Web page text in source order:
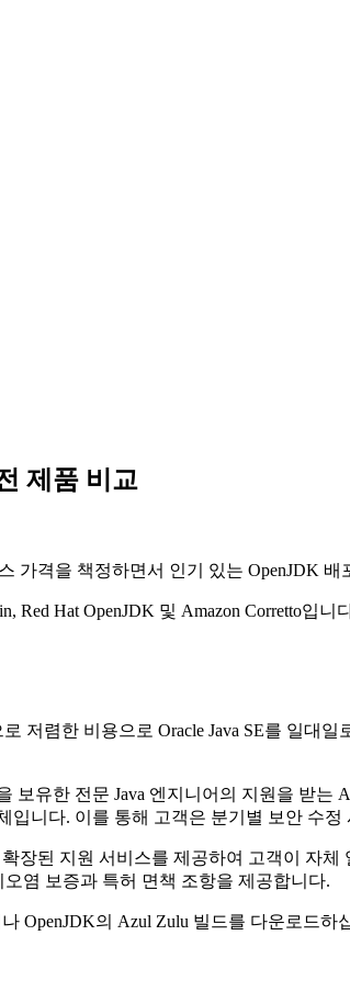
제품 비교
가격을 책정하면서 인기 있는 OpenJDK
Red Hat OpenJDK 및 Amazon Corretto
저렴한 비용으로 Oracle Java SE를 일대
유한 전문 Java 엔지니어의 지원을 받는
니다. 이를 통해 고객은 분기별 보안 수
장된 지원 서비스를 제공하여 고객이 자
염 보증과 특허 면책 조항을 제공합니다.
OpenJDK의 Azul Zulu 빌드를 다운로드하